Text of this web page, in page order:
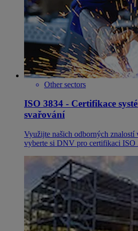
Other sectors
ISO 3834 - Certifikace
svařování
Využijte našich odborných znalostí
vyberte si DNV pro certifikaci ISO